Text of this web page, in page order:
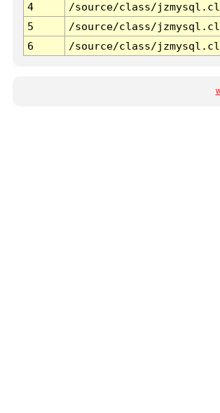
4
/source/class/
5
/source/class/
6
/source/class/